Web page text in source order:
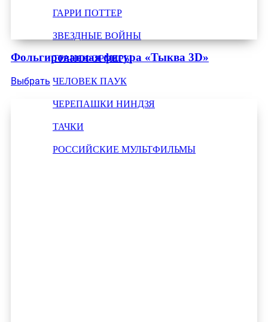
ГАРРИ ПОТТЕР
ЗВЕЗДНЫЕ ВОЙНЫ
ТРАНСФОРМЕРЫ
ЧЕЛОВЕК ПАУК
ЧЕРЕПАШКИ НИНДЗЯ
ТАЧКИ
РОССИЙСКИЕ МУЛЬТФИЛЬМЫ
Фольгированная фигура «Тыква 3D»
Выбрать